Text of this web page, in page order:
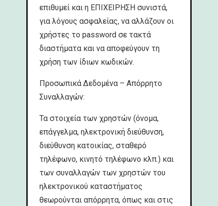
επιθυμεί και η ΕΠΙΧΕΙΡΗΣΗ συνιστά,
για λόγους ασφαλείας, να αλλάζουν οι
χρήστες το password σε τακτά
διαστήματα και να αποφεύγουν τη
χρήση των ίδιων κωδικών.
Προσωπικά Δεδομένα – Απόρρητο
Συναλλαγών:
Τα στοιχεία των χρηστών (όνομα,
επάγγελμα, ηλεκτρονική διεύθυνση,
διεύθυνση κατοικίας, σταθερό
τηλέφωνο, κινητό τηλέφωνο κλπ.) και
των συναλλαγών των χρηστών του
ηλεκτρονικού καταστήματος
θεωρούνται απόρρητα, όπως και στις